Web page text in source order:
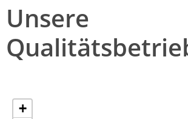
Unsere
+